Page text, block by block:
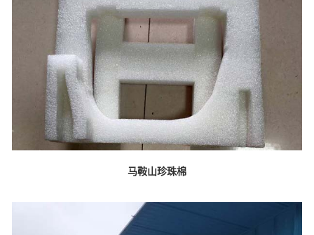
马鞍山珍珠棉